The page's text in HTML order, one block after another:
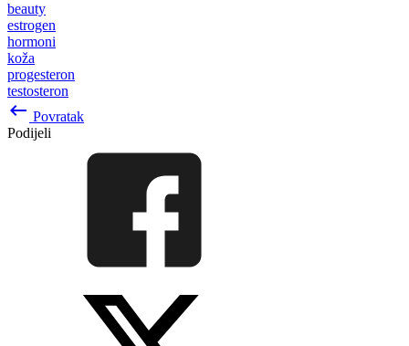
beauty
estrogen
hormoni
koža
progesteron
testosteron
keyboard_backspace Povratak
Podijeli